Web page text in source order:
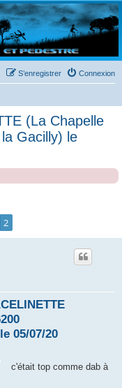
. Bonne navigation sur le site
Connexion
S’enregistrer
(La Chapelle
Gacilly) le
2
05/07/20
c'était top comme dab à